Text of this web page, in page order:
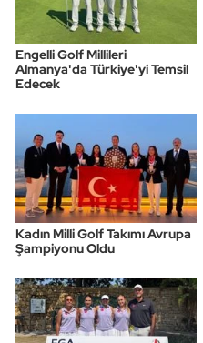
Engelli Golf Millileri
Almanya'da Türkiye'yi Temsil
Edecek
Kadın Milli Golf Takımı Avrupa
Şampiyonu Oldu